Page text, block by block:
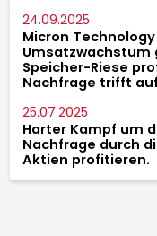
24.09.2025
Micron
Umsatzwachstum
Speicher-Riese
Nachfrage trifft
25.07.2025
Harter Kampf um
Nachfrage durch
Aktien profitieren.